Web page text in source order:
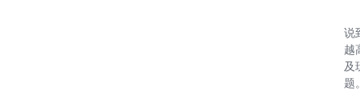
说
越
及
题